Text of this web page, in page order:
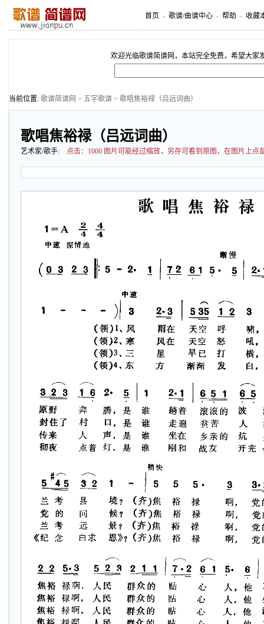
首页 - 歌谱/曲谱中心 - 帮助 - 收藏
欢迎光临歌谱简谱网，本站完全免费，希望大家
当前位置: 歌谱简谱网 > 五字歌谱 > 歌唱焦裕禄（吕远词曲）
歌唱焦裕禄（吕远词曲）
艺术家/歌手: 点击： 1000 图片可能经过缩放，另存可看到原图，在图片上